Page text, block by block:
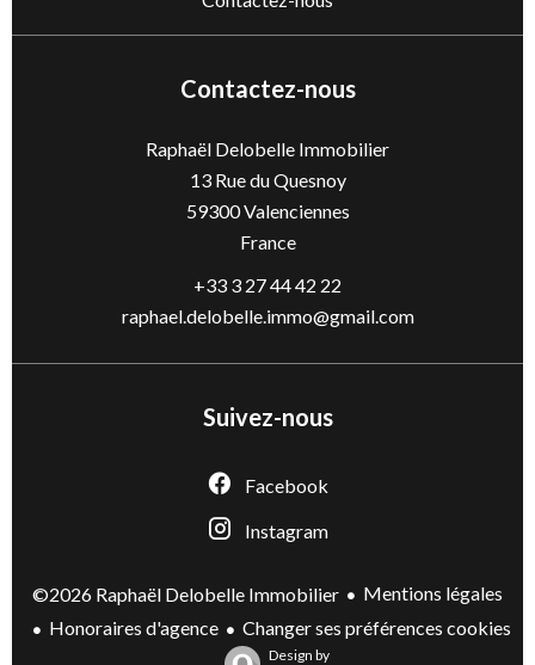
Contactez-nous
Raphaël Delobelle Immobilier
13 Rue du Quesnoy
59300Valenciennes
France
+33 3 27 44 42 22
raphael.delobelle.immo@gmail.com
Suivez-nous
Facebook
Instagram
©2026 Raphaël Delobelle Immobilier
Mentions légales
Honoraires d'agence
Changer ses préférences cookies
Design by